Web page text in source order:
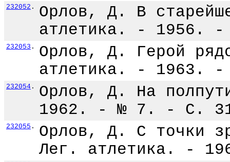
232052 .
Орлов, Д. В
атлетика. -
232053 .
Орлов, Д. Герой
атлетика. -
232054 .
Орлов, Д. На
1962. - № 7. - С.
232055 .
Орлов, Д. С точки
Лег. атлетика. -